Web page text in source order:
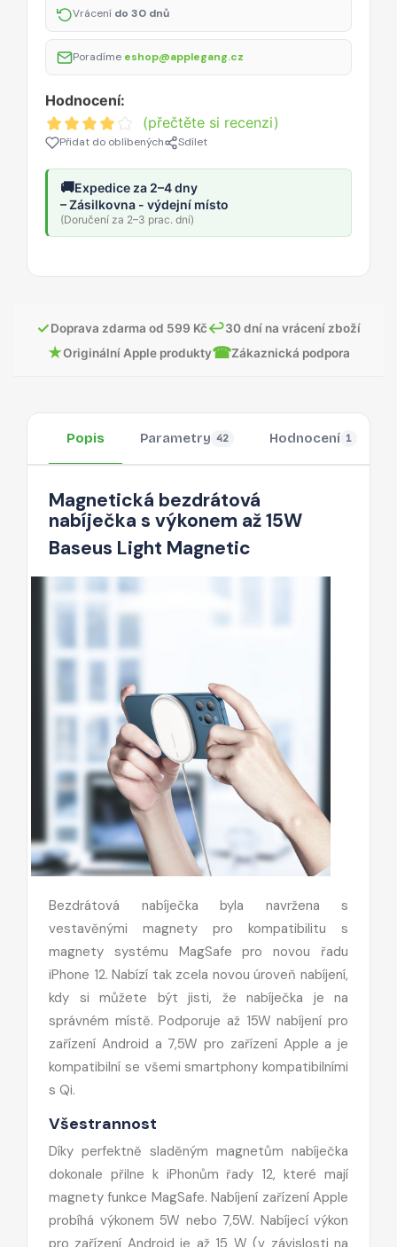
Vrácení do 30 dnů
Poradíme eshop@applegang.cz
Hodnocení:
(přečtěte si recenzi)
Přidat do oblíbených Sdílet
🚚Expedice za 2–4 dny
– Zásilkovna - výdejní místo
(Doručení za 2–3 prac. dní)
✓Doprava zdarma od 599 Kč↩30 dní na vrácení zboží
★Originální Apple produkty☎Zákaznická podpora
Popis Parametry 42 Hodnocení 1
Magnetická bezdrátová
nabíječka s výkonem až 15W
Baseus Light Magnetic
Bezdrátová nabíječka byla navržena s
vestavěnými magnety pro kompatibilitu s
magnety systému MagSafe pro novou řadu
iPhone 12. Nabízí tak zcela novou úroveň nabíjení,
kdy si můžete být jisti, že nabíječka je na
správném místě. Podporuje až 15W nabíjení pro
zařízení Android a 7,5W pro zařízení Apple a je
kompatibilní se všemi smartphony kompatibilními
s Qi.
Všestrannost
Díky perfektně sladěným magnetům nabíječka
dokonale přilne k iPhonům řady 12, které mají
magnety funkce MagSafe. Nabíjení zařízení Apple
probíhá výkonem 5W nebo 7,5W. Nabíjecí výkon
pro zařízení Android je až 15 W (v závislosti na